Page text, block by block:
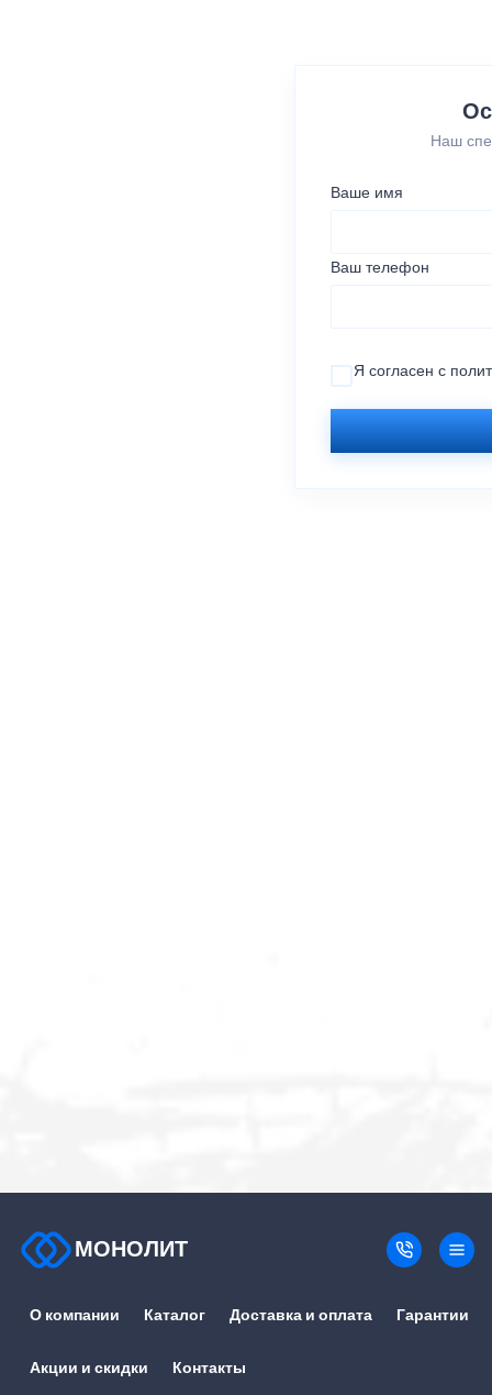
Наш
Ваше имя
Ваш телефон
Я согласен с
МОНОЛИТ
О компании Каталог Доставка и оплата Гарантии
Акции и скидки Контакты